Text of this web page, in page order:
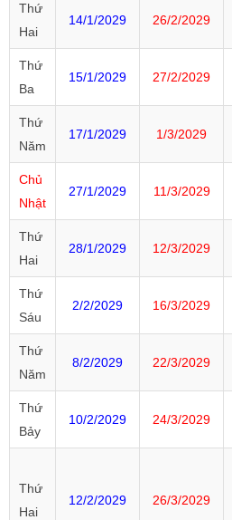
Thứ
Hai
14/1/2029 26/2/2029
Thứ
Ba
15/1/2029 27/2/2029
Thứ
Năm
17/1/2029 1/3/2029
Chủ
Nhật
27/1/2029 11/3/2029
Thứ
Hai
28/1/2029 12/3/2029
Thứ
Sáu
2/2/2029 16/3/2029
Thứ
Năm
8/2/2029 22/3/2029
Thứ
Bảy
10/2/2029 24/3/2029
Thứ
Hai
12/2/2029 26/3/2029